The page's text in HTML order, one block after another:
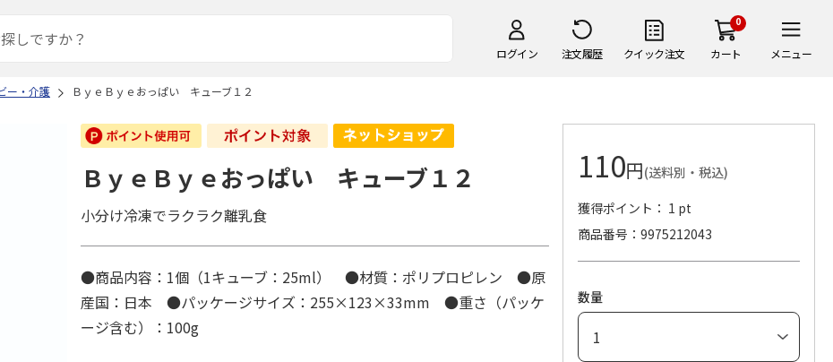
ログイン 注文履歴 クイック注文
0
カート メニュー
ー・介護 ＢｙｅＢｙｅおっぱい キューブ１２
ＢｙｅＢｙｅおっぱい キューブ１２
小分け冷凍でラクラク離乳食
●商品内容：1個（1キューブ：25ml） ●材質：ポリプロピレン ●原
産国：日本 ●パッケージサイズ：255×123×33mm ●重さ（パッケ
ージ含む）：100g
110円(送料別・税込)
獲得ポイント： 1 pt
商品番号
9975212043
数量